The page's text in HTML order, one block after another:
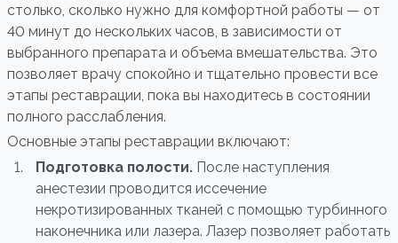
столько, сколько нужно для комфортной работы — от
40 минут до нескольких часов, в зависимости от
выбранного препарата и объема вмешательства. Это
позволяет врачу спокойно и тщательно провести все
этапы реставрации, пока вы находитесь в состоянии
полного расслабления.
Основные этапы реставрации включают:
Подготовка полости. После наступления
анестезии проводится иссечение
некротизированных тканей с помощью турбинного
наконечника или лазера. Лазер позволяет работать